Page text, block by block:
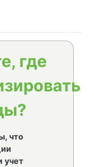
где
что
учет